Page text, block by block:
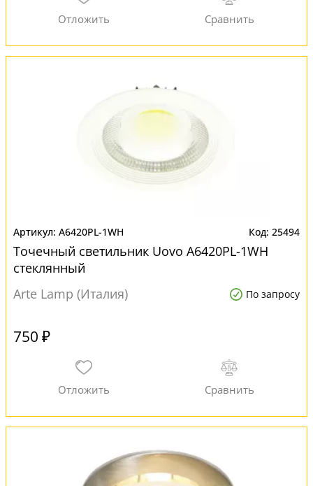
A6420PL-1WH 25494
Точечный светильник Uovo A6420PL-1WH
стеклянный
Arte Lamp (Италия)
По запросу
750 ₽